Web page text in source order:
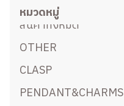
หมวดหมู่
สินค้าทั้งหมด
OTHER
CLASP
C-Move
PENDANT&CHARMS